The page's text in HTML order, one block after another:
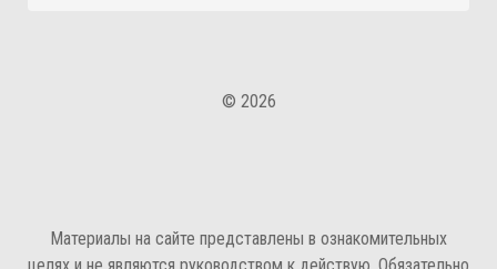
© 2026
Материалы на сайте представлены в ознакомительных